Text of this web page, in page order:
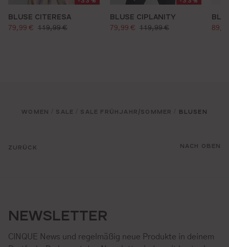
BLUSE CITERESA
verkaufspreis:
79,99 € regulärer preis:
119,99 €
BLUSE CIPLANITY
verkaufspreis:
79,99 € regulärer preis:
119,99 €
ZURÜCK
WOMEN SALE SALE FRÜHJAHR/SOMMER BLUSEN
NACH OBEN
NEWSLETTER
CINQUE News und regelmäßig neue Produkte in deinem